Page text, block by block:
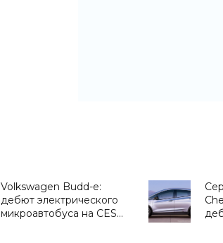
Volkswagen Budd-e:
дебют электрического
микроавтобуса на CES